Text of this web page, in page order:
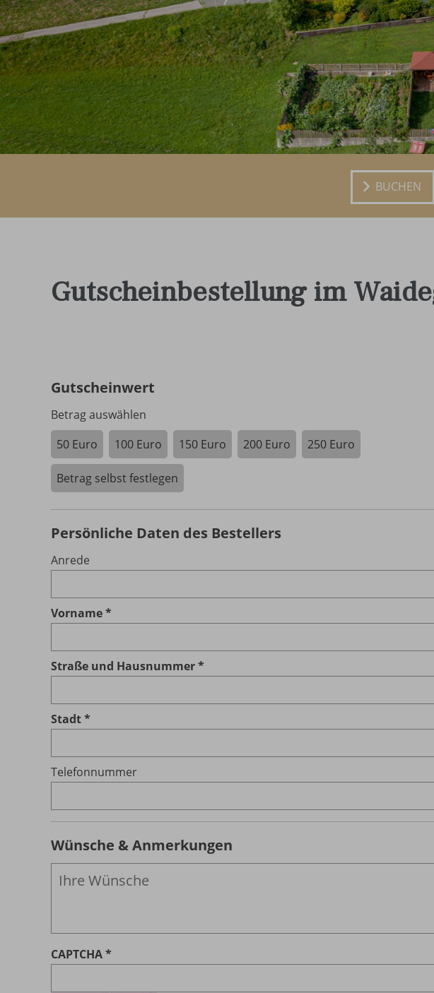
Buchen
Gutscheinbestellung im
Gutscheinwert
Betrag auswählen
50 Euro
100 Euro 150 Euro 200 Euro 250 Euro
Betrag selbst festlegen
Persönliche Daten des Bestellers
Anrede
Vorname
Straße und Hausnummer
Stadt
Telefonnummer
Wünsche & Anmerkungen
CAPTCHA